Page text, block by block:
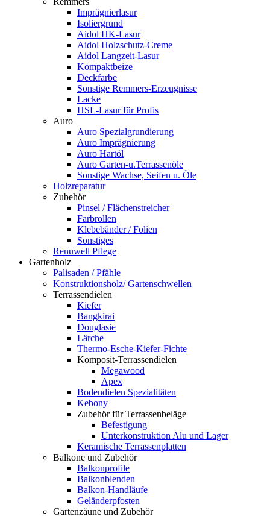
Imprägnierlasur
Isoliergrund
Aidol HK-Lasur
Aidol Holzschutz-Creme
Aidol Langzeit-Lasur
Kompaktbeize
Deckfarbe
Sonstige Remmers-Erzeugnisse
Lacke
HSL-Lasur für Profis
Auro
Auro Spezialgrundierung
Auro Imprägnierung
Auro Hartöl
Auro Garten-u.Terrassenöle
Sonstige Wachse, Seifen u. Öle
Holzreparatur
Zubehör
Pinsel / Flächenstreicher
Farbrollen
Klebebänder / Folien
Sonstiges
Renuwell Pflege
Gartenholz
Palisaden / Pfähle
Konstruktionsholz/ Gartenschwellen
Terrassendielen
Kiefer
Bangkirai
Douglasie
Lärche
Thermo-Esche-Kiefer-Fichte
Komposit-Terrassendielen
Megawood
Apex
Bodendielen Spezialitäten
Kebony
Zubehör für Terrassenbeläge
Befestigung
Unterkonstruktion Alu und Lager
Keramische Terrassenplatten
Balkone und Zubehör
Balkonprofile
Balkonblenden
Balkon-Handläufe
Geländerpfosten
Gartenzäune und Zubehör